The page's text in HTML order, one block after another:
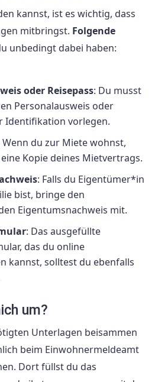
kannst, ist es wichtig, dass
mitbringst. Folgende
unbedingt dabei haben:
oder Reisepass: Du musst
Personalausweis oder
Identifikation vorlegen.
Wenn du zur Miete wohnst,
Kopie deines Mietvertrags.
: Falls du Eigentümer*in
bist, bringe den
Eigentumsnachweis mit.
: Das ausgefüllte
das du online
kannst, solltest du ebenfalls
um?
Unterlagen beisammen
beim Einwohnermeldeamt
Dort füllst du das